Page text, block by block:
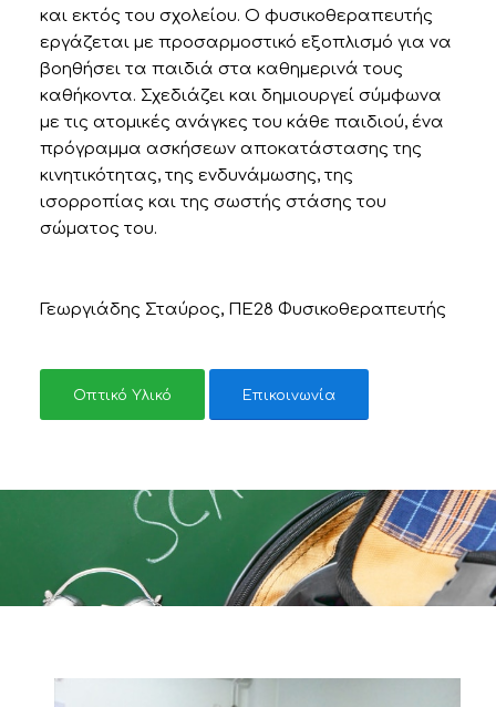
και εκτός του σχολείου. Ο φυσικοθεραπευτής
εργάζεται με προσαρμοστικό εξοπλισμό για να
βοηθήσει τα παιδιά στα καθημερινά τους
καθήκοντα. Σχεδιάζει και δημιουργεί σύμφωνα
με τις ατομικές ανάγκες του κάθε παιδιού, ένα
πρόγραμμα ασκήσεων αποκατάστασης της
κινητικότητας, της ενδυνάμωσης, της
ισορροπίας και της σωστής στάσης του
σώματος του.
Γεωργιάδης Σταύρος, ΠΕ28 Φυσικοθεραπευτής
Οπτικό Υλικό Επικοινωνία